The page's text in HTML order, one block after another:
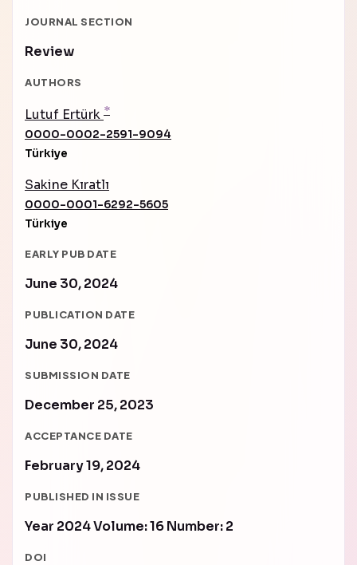
JOURNAL SECTION
Review
AUTHORS
Lutuf Ertürk *
0000-0002-2591-9094
Türkiye
Sakine Kıratlı
0000-0001-6292-5605
Türkiye
EARLY PUB DATE
June 30, 2024
PUBLICATION DATE
June 30, 2024
SUBMISSION DATE
December 25, 2023
ACCEPTANCE DATE
February 19, 2024
PUBLISHED IN ISSUE
Year 2024 Volume: 16 Number: 2
DOI